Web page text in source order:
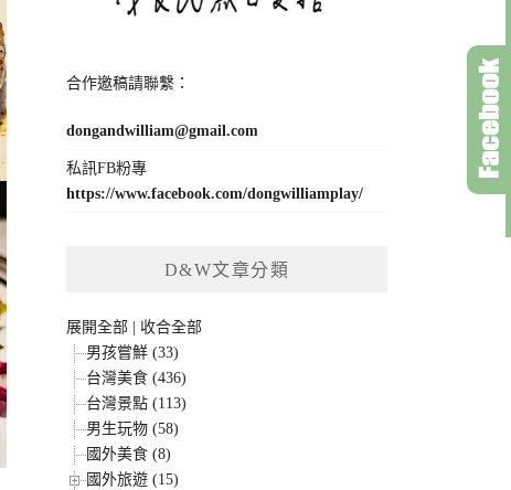
合作邀稿請聯繫：
dongandwilliam@gmail.com
私訊FB粉專
https://www.facebook.com/dongwilliamplay/
D&W文章分類
展開全部
收合全部
男孩嘗鮮 (33)
台灣美食 (436)
台灣景點 (113)
男生玩物 (58)
國外美食 (8)
國外旅遊 (15)